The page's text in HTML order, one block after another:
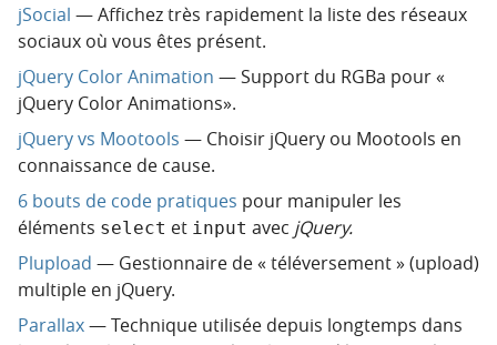
jSocial — Affichez très rapidement la liste des réseaux
sociaux où vous êtes présent.
jQuery Color Animation — Support du RGBa pour «
jQuery Color Animations».
jQuery vs Mootools — Choisir jQuery ou Mootools en
connaissance de cause.
6 bouts de code pratiques pour manipuler les
éléments select et input avec jQuery.
Plupload — Gestionnaire de « téléversement » (upload)
multiple en jQuery.
Parallax— Technique utilisée depuis longtemps dans